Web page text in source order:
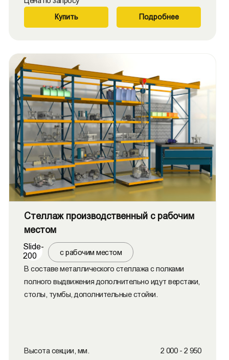
Купить Подробнее
Стеллаж производственный с рабочим
местом
Slide-
200
с рабочим местом
В составе металлического стеллажа с полками
полного выдвижения дополнительно идут верстаки,
столы, тумбы, дополнительные стойки.
Высота секции, мм. 2 000 - 2 950